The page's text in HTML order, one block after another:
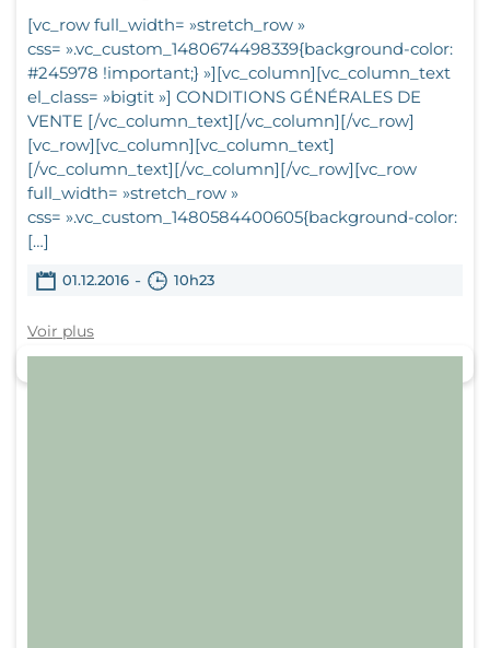
[vc_row full_width= »stretch_row »
css= ».vc_custom_1480674498339{background-color:
#245978 !important;} »][vc_column][vc_column_text
el_class= »bigtit »] CONDITIONS GÉNÉRALES DE
VENTE [/vc_column_text][/vc_column][/vc_row]
[vc_row][vc_column][vc_column_text]
[/vc_column_text][/vc_column][/vc_row][vc_row
full_width= »stretch_row »
css= ».vc_custom_1480584400605{background-color:
[…]
01.12.2016 - 10h23
Voir plus